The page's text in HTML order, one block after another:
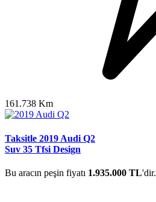
161.738 Km
Taksitle 2019 Audi Q2
Suv 35 Tfsi Design
Bu aracın peşin fiyatı 1.935.000 TL'dir.